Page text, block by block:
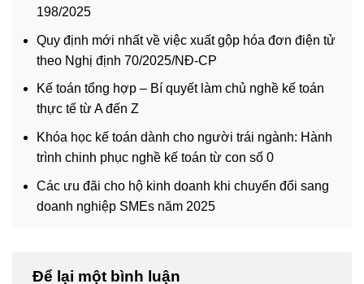
198/2025
Quy định mới nhất về việc xuất gộp hóa đơn điện tử
theo Nghị định 70/2025/NĐ-CP
Kế toán tổng hợp – Bí quyết làm chủ nghề kế toán
thực tế từ A đến Z
Khóa học kế toán dành cho người trái ngành: Hành
trình chinh phục nghề kế toán từ con số 0
Các ưu đãi cho hộ kinh doanh khi chuyển đổi sang
doanh nghiệp SMEs năm 2025
Để lại một bình luận